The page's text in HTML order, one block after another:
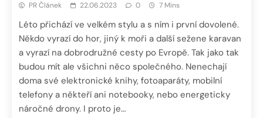
PR Článek 22.06.2023 0 7 Mins
Léto přichází ve velkém stylu a s ním i první dovolené.
Někdo vyrazí do hor, jiný k moři a další sežene karavan
a vyrazí na dobrodružné cesty po Evropě. Tak jako tak
budou mít ale všichni něco společného. Nenechají
doma své elektronické knihy, fotoaparáty, mobilní
telefony a někteří ani notebooky, nebo energeticky
náročné drony. I proto je…